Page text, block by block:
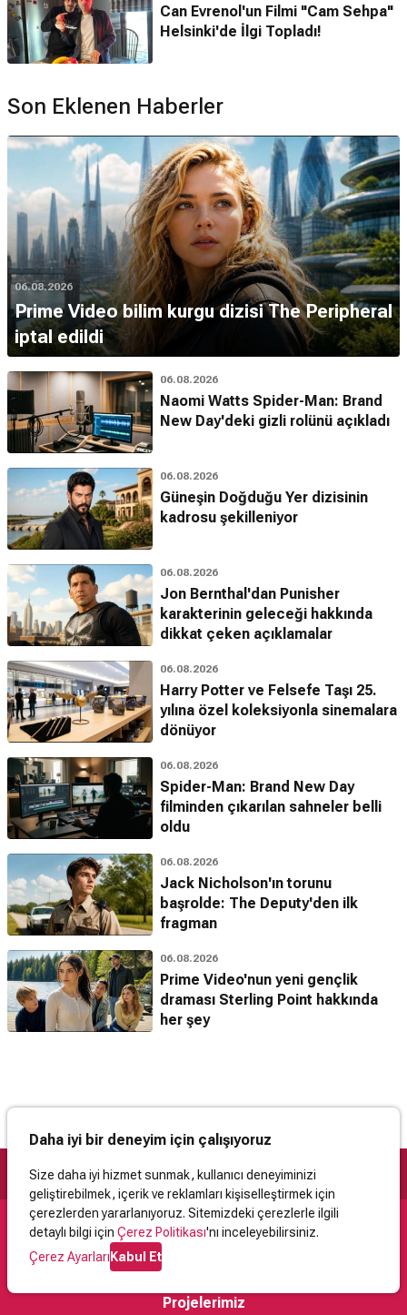
Can Evrenol'un Filmi "Cam Sehpa"
Helsinki'de İlgi Topladı!
Son Eklenen Haberler
06.08.2026
Prime Video bilim kurgu dizisi The Peripheral
iptal edildi
06.08.2026
Naomi Watts Spider-Man: Brand
New Day'deki gizli rolünü açıkladı
06.08.2026
Güneşin Doğduğu Yer dizisinin
kadrosu şekilleniyor
06.08.2026
Jon Bernthal'dan Punisher
karakterinin geleceği hakkında
dikkat çeken açıklamalar
06.08.2026
Harry Potter ve Felsefe Taşı 25.
yılına özel koleksiyonla sinemalara
dönüyor
06.08.2026
Spider-Man: Brand New Day
filminden çıkarılan sahneler belli
oldu
06.08.2026
Jack Nicholson'ın torunu
başrolde: The Deputy'den ilk
fragman
06.08.2026
Prime Video'nun yeni gençlik
draması Sterling Point hakkında
her şey
Daha iyi bir deneyim için çalışıyoruz
Size daha iyi hizmet sunmak, kullanıcı deneyiminizi
geliştirebilmek, içerik ve reklamları kişiselleştirmek için
çerezlerden yararlanıyoruz. Sitemizdeki çerezlerle ilgili
detaylı bilgi için Çerez Politikası'nı inceleyebilirsiniz.
Çerez AyarlarıKabul Et
Destek
İletişimYardımKullanıcı Sözleşmesi
Projelerimiz